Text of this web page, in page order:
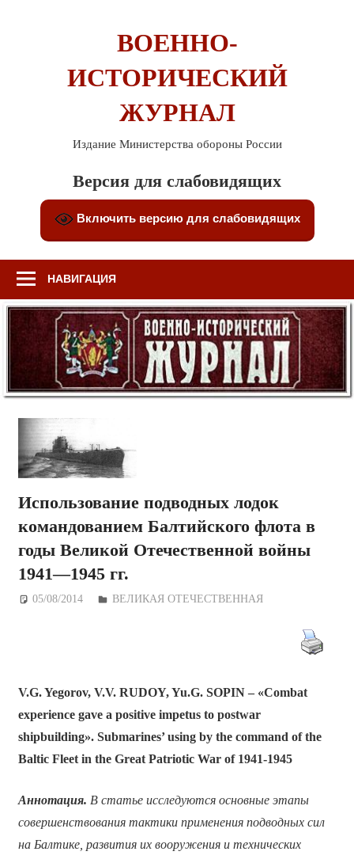
ВОЕННО-
ИСТОРИЧЕСКИЙ
ЖУРНАЛ
Издание Министерства обороны России
Версия для слабовидящих
Включить версию для слабовидящих
НАВИГАЦИЯ
Использование подводных лодок
командованием Балтийского флота в
годы Великой Отечественной войны
1941—1945 гг.
05/08/2014 Дежурный по Редакции
ВЕЛИКАЯ ОТЕЧЕСТВЕННАЯ
V.G. Yegorov, V.V. RUDOY, Yu.G. SOPIN – «Combat
experience gave a positive impetus to postwar
shipbuilding». Submarines’ using by the command of the
Baltic Fleet in the Great Patriotic War of 1941-1945
Аннотация. В статье исследуются основные этапы
совершенствования тактики применения подводных сил
на Балтике, развития их вооружения и технических